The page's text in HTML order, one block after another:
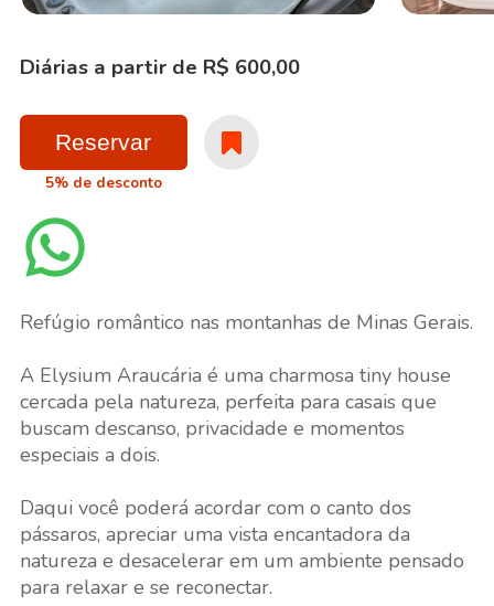
Diárias a partir de R$ 600,00
Reservar
5% de desconto
Refúgio romântico nas montanhas de Minas Gerais.
A Elysium Araucária é uma charmosa tiny house
cercada pela natureza, perfeita para casais que
buscam descanso, privacidade e momentos
especiais a dois.
Daqui você poderá acordar com o canto dos
pássaros, apreciar uma vista encantadora da
natureza e desacelerar em um ambiente pensado
para relaxar e se reconectar.